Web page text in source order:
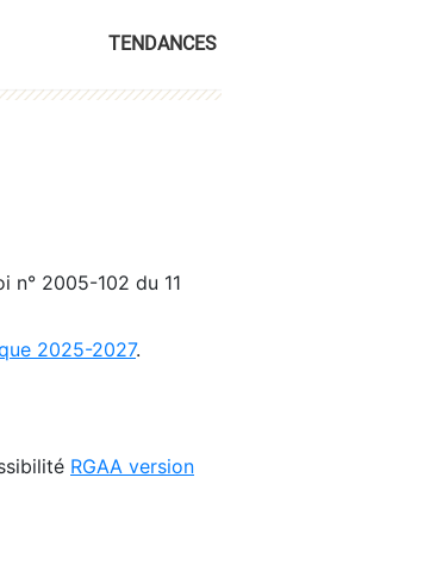
TENDANCES
n° 2005-102 du 11
2025-2027.
RGAA version